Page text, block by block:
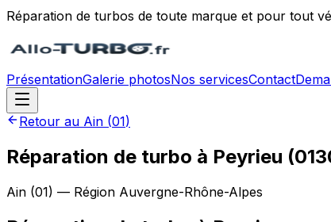
Réparation de turbos de toute marque et pour tout
PrésentationGalerie photosNos servicesContact
Retour au Ain (01)
Réparation de turbo à Peyrieu
Ain (01) — Région Auvergne-Rhône-Alpes